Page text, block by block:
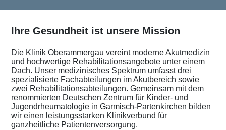
Ihre Gesundheit ist unsere Mission
Die Klinik Oberammergau vereint moderne Akutmedizin
und hochwertige Rehabilitationsangebote unter einem
Dach. Unser medizinisches Spektrum umfasst drei
spezialisierte Fachabteilungen im Akutbereich sowie
zwei Rehabilitationsabteilungen. Gemeinsam mit dem
renommierten Deutschen Zentrum für Kinder- und
Jugendrheumatologie in Garmisch-Partenkirchen bilden
wir einen leistungsstarken Klinikverbund für
ganzheitliche Patientenversorgung.